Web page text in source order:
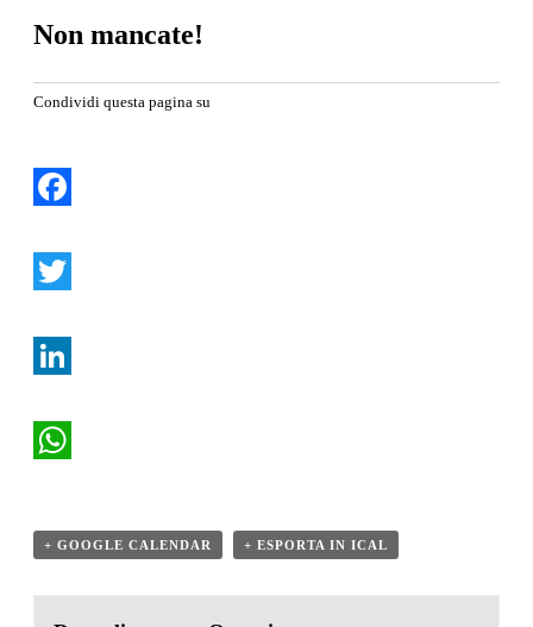
Non mancate!
Condividi questa pagina su
+ GOOGLE CALENDAR + ESPORTA IN ICAL